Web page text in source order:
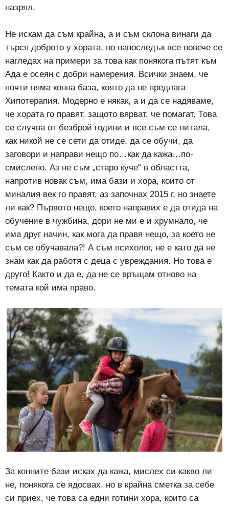
назрял.
Не искам да съм крайна, а и съм склона винаги да
търся доброто у хората, но напоследък все повече се
нагледах на примери за това как понякога пътят към
Ада е осеян с добри намерения. Всички знаем, че
почти няма конна база, която да не предлага
Хипотерапия. Модерно е някак, а и да се надяваме,
че хората го правят, защото вярват, че помагат. Това
се случва от безброй години и все съм се питала,
как никой не се сети да отиде, да се обучи, да
заговори и направи нещо по…как да кажа…по-
смислено. Аз не съм „старо куче“ в областта,
напротив новак съм, има бази и хора, които от
миналия век го правят, аз започнах 2015 г, но знаете
ли как? Първото нещо, което направих е да отида на
обучение в чужбина, дори не ми е и хрумнало, че
има друг начин, как мога да правя нещо, за което не
съм се обучавала?! А съм психолог, не е като да не
знам как да работя с деца с увреждания. Но това е
друго! Както и да е, да не се връщам отново на
темата кой има право.
За конните бази исках да кажа, мислех си какво ли
не, понякога се ядосвах, но в крайна сметка за себе
си приех, че това са едни готини хора, които са